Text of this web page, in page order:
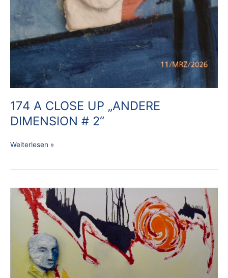
174 A CLOSE UP „ANDERE
DIMENSION # 2“
Weiterlesen »
173
„ANDERE
DIMENSION